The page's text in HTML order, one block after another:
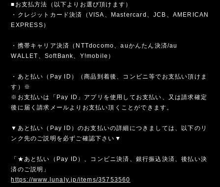
■お支払方法（以下よりお選び頂けます）
・クレジットカード決済（VISA、Mastercard、JCB、AMERICAN
EXPRESS）
・携帯キャリア決済（NTTdocomo、auかんたん決済/au
WALLET、SoftBank、Y!mobile）
・あと払い（Pay ID）（商品到着後、コンビニ等でお支払い頂けま
す）※
※お支払いは「Pay ID」アプリを使用してお支払い、又は請求確定
後に届く請求メールよりお支払い頂くことができます。
▼あと払い（Pay ID）のお支払いの詳細につきましては、以下のリ
ンク先のご説明を必ずご確認下さい▼
「★あと払い（Pay ID）、コンビニ決済、銀行振込決済、後払い決
済のご説明」
https://www.lunaly.jp/items/35753560